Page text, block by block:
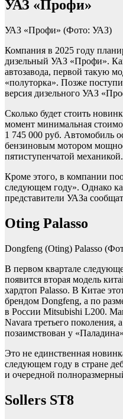
УАЗ «Профи»
УАЗ «Профи» (Фото: УАЗ)
Компания в 2025 году
дизельный УАЗ «Профи».
автозавода, первой такую
«полуторка». Позже
версия дизельного УАЗ
Сколько будет стоить
момент минимальная
1 745 000 руб. Автомобиль
бензиновым мотором
пятиступенчатой механикой.
Кроме этого, в компании
следующем году». Однако
представители УАЗа
Oting Palasso
Dongfeng (Oting) Palasso
В первом квартале
появится вторая модель
хардтоп Palasso. В Китае
брендом Dongfeng, а по
в России Mitsubishi L200.
Navara третьего поколения,
позаимствован у
Это не единственная
следующем году в стране
и очередной
Sollers ST8